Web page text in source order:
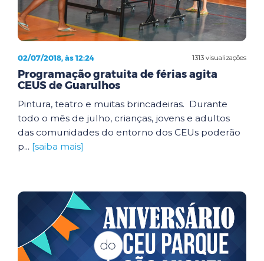
1313 visualizações
02/07/2018, às 12:24
Programação gratuita de férias agita
CEUS de Guarulhos
Pintura, teatro e muitas brincadeiras. Durante
todo o mês de julho, crianças, jovens e adultos
das comunidades do entorno dos CEUs poderão
p... [saiba mais]